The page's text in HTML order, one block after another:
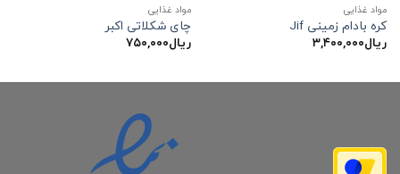
مواد غذایی
کره بادام زمینی Jif
ریال۳,۴۰۰,۰۰۰
مواد غذایی
چای شکلاتی اکبر
ریال۷۵۰,۰۰۰